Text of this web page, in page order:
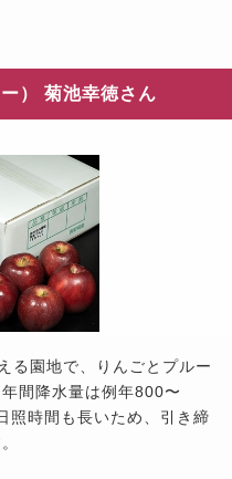
） 菊池幸徳さん
る園地で、りんごとプルー
間降水量は例年800〜
照時間も長いため、引き締